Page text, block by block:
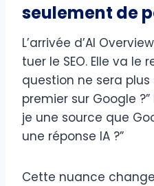
seulement de
L’arrivée d’AI
tuer le SEO. Elle va le
question ne sera plus
premier sur Google
je une source que
une réponse IA ?”
Cette nuance